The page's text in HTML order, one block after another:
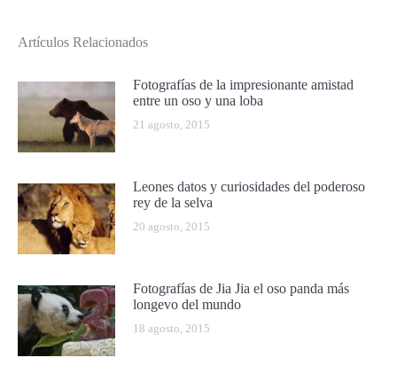
Artículos Relacionados
Fotografías de la impresionante amistad
entre un oso y una loba
21 agosto, 2015
Leones datos y curiosidades del poderoso
rey de la selva
20 agosto, 2015
Fotografías de Jia Jia el oso panda más
longevo del mundo
18 agosto, 2015